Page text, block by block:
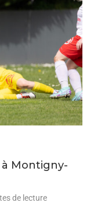
à Montigny-
de lecture